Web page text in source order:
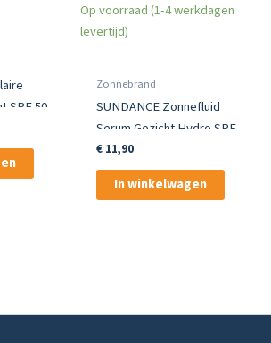
SPF 50
Op voorraad (1-4 werkdagen
levertijd)
Zonnebrand
SUNDANCE Zonnefluid
Serum Gezicht Hydro SPF
50 50 ml
€11,90
In winkelwagen